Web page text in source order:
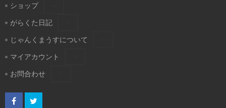
ショップ
がらくた日記
じゃんくまうすについて
マイアカウント
お問合わせ